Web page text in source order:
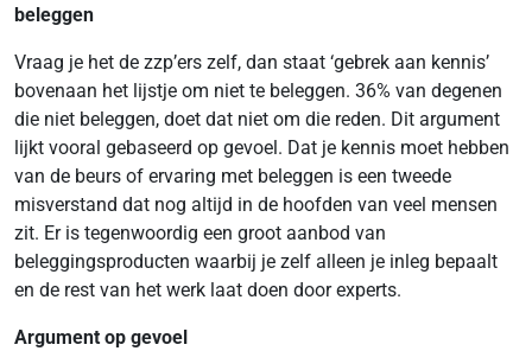
beleggen
Vraag je het de zzp’ers zelf, dan staat ‘gebrek aan kennis’
bovenaan het lijstje om niet te beleggen. 36% van degenen
die niet beleggen, doet dat niet om die reden. Dit argument
lijkt vooral gebaseerd op gevoel. Dat je kennis moet hebben
van de beurs of ervaring met beleggen is een tweede
misverstand dat nog altijd in de hoofden van veel mensen
zit. Er is tegenwoordig een groot aanbod van
beleggingsproducten waarbij je zelf alleen je inleg bepaalt
en de rest van het werk laat doen door experts.
Argument op gevoel